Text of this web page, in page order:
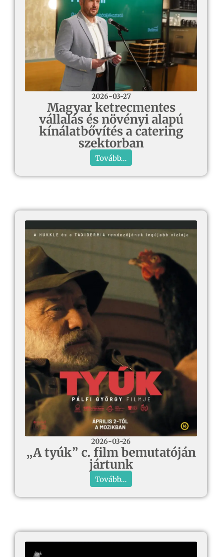
2026-03-27
Magyar ketrecmentes
vállalás és növényi alapú
kínálatbővítés a catering
szektorban
Tovább...
2026-03-26
„A tyúk” c. film bemutatóján
jártunk
Tovább...